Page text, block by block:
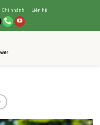
Chi nhánh Liên hệ